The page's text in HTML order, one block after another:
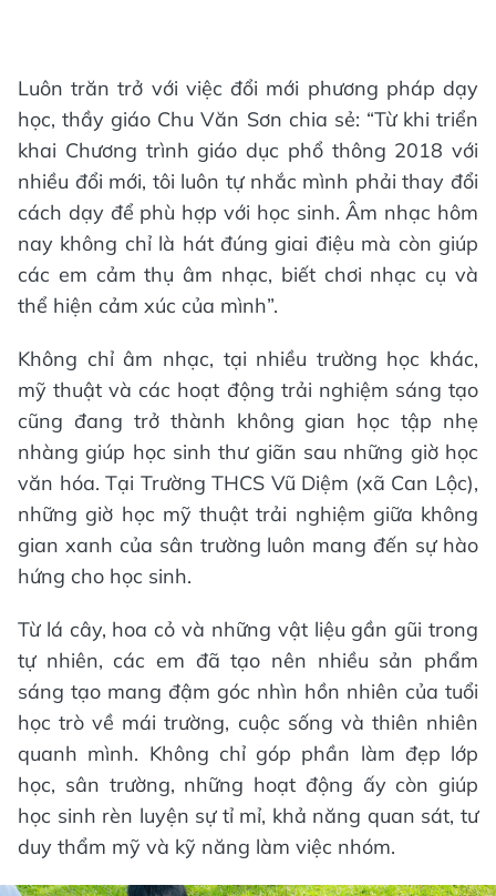
Luôn trăn trở với việc đổi mới phương pháp dạy
học, thầy giáo Chu Văn Sơn chia sẻ: “Từ khi triển
khai Chương trình giáo dục phổ thông 2018 với
nhiều đổi mới, tôi luôn tự nhắc mình phải thay đổi
cách dạy để phù hợp với học sinh. Âm nhạc hôm
nay không chỉ là hát đúng giai điệu mà còn giúp
các em cảm thụ âm nhạc, biết chơi nhạc cụ và
thể hiện cảm xúc của mình”.
Không chỉ âm nhạc, tại nhiều trường học khác,
mỹ thuật và các hoạt động trải nghiệm sáng tạo
cũng đang trở thành không gian học tập nhẹ
nhàng giúp học sinh thư giãn sau những giờ học
văn hóa. Tại Trường THCS Vũ Diệm (xã Can Lộc),
những giờ học mỹ thuật trải nghiệm giữa không
gian xanh của sân trường luôn mang đến sự hào
hứng cho học sinh.
Từ lá cây, hoa cỏ và những vật liệu gần gũi trong
tự nhiên, các em đã tạo nên nhiều sản phẩm
sáng tạo mang đậm góc nhìn hồn nhiên của tuổi
học trò về mái trường, cuộc sống và thiên nhiên
quanh mình. Không chỉ góp phần làm đẹp lớp
học, sân trường, những hoạt động ấy còn giúp
học sinh rèn luyện sự tỉ mỉ, khả năng quan sát, tư
duy thẩm mỹ và kỹ năng làm việc nhóm.